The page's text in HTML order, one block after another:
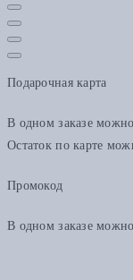
Подарочная карта
В одном заказе
Остаток по карте
Промокод
В одном заказе